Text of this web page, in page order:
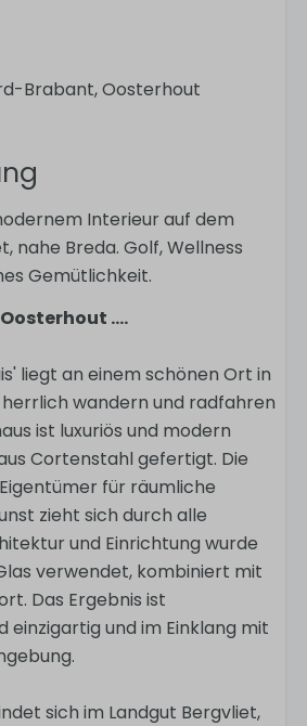
Brabant, Oosterhout
Interieur auf dem
nahe Breda. Golf, Wellness
Gemütlichkeit.
....
liegt an einem schönen Ort in
wandern und radfahren
ist luxuriös und modern
Cortenstahl gefertigt. Die
für räumliche
zieht sich durch alle
und Einrichtung wurde
verwendet, kombiniert mit
Das Ergebnis ist
einzigartig und im Einklang mit
sich im Landgut Bergvliet,